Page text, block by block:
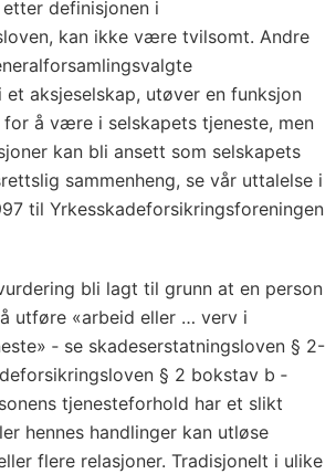
definisjonen i
kan ikke være tvilsomt. Andre
et aksjeselskap, utøver en funksjon
for å være i selskapets tjeneste, men
kan bli ansett som selskapets
sammenheng, se vår uttalelse i
til Yrkesskadeforsikringsforeningen
bli lagt til grunn at en person
utføre «arbeid eller … verv i
‑ se skadeserstatningsloven § 2-
§ 2 bokstav b ‑
tjenesteforhold har et slikt
hennes handlinger kan utløse
flere relasjoner. Tradisjonelt i ulike